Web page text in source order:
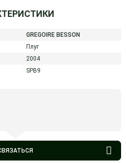
GREGOIRE BESSON
Плуг
2004
SPB9